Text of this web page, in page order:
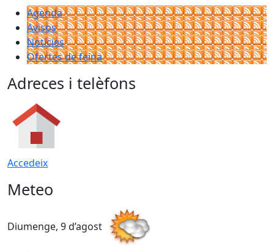
Agenda
Avisos
Notícies
Ofertes de feina
Adreces i telèfons
Accedeix
Meteo
Diumenge, 9 d’agost